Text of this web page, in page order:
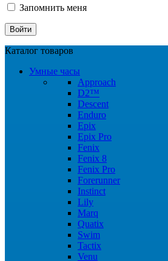
Запомнить меня
Каталог товаров
Умные часы
Approach
D2™
Descent
Enduro
Epix
Epix Pro
Fenix
Fenix 8
Fenix Pro
Forerunner
Instinct
Lily
Marq
Quatix
Swim
Tactix
Venu